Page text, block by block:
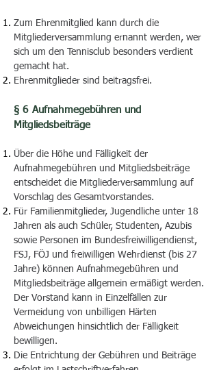
Zum Ehrenmitglied kann durch die
Mitgliederversammlung ernannt werden, wer
sich um den Tennisclub besonders verdient
gemacht hat.
Ehrenmitglieder sind beitragsfrei.
§ 6 Aufnahmegebühren und
Mitgliedsbeiträge
Über die Höhe und Fälligkeit der
Aufnahmegebühren und Mitgliedsbeiträge
entscheidet die Mitgliederversammlung auf
Vorschlag des Gesamtvorstandes.
Für Familienmitglieder, Jugendliche unter 18
Jahren als auch Schüler, Studenten, Azubis
sowie Personen im Bundesfreiwilligendienst,
FSJ, FÖJ und freiwilligen Wehrdienst (bis 27
Jahre) können Aufnahmegebühren und
Mitgliedsbeiträge allgemein ermäßigt werden.
Der Vorstand kann in Einzelfällen zur
Vermeidung von unbilligen Härten
Abweichungen hinsichtlich der Fälligkeit
bewilligen.
Die Entrichtung der Gebühren und Beiträge